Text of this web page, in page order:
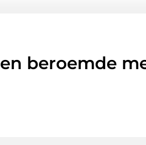
en beroemde